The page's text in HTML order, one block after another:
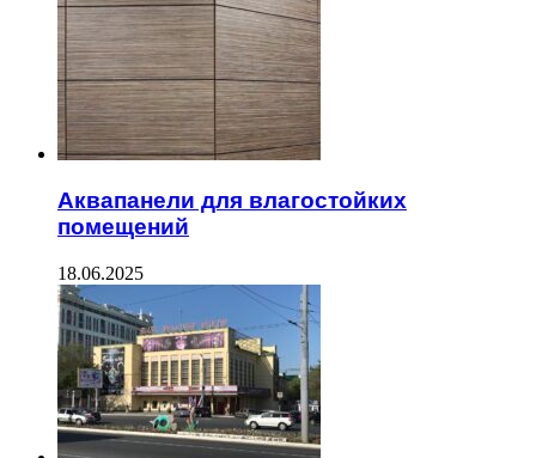
Аквапанели для влагостойких
помещений
18.06.2025